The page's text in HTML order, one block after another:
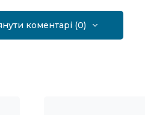
коментарі (0)